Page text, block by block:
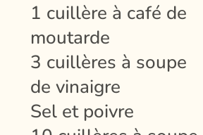
1 cuillère à café de
moutarde
3 cuillères à soupe
de vinaigre
Sel et poivre